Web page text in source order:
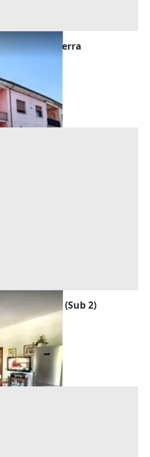
al piano terra
primo (Sub 2)